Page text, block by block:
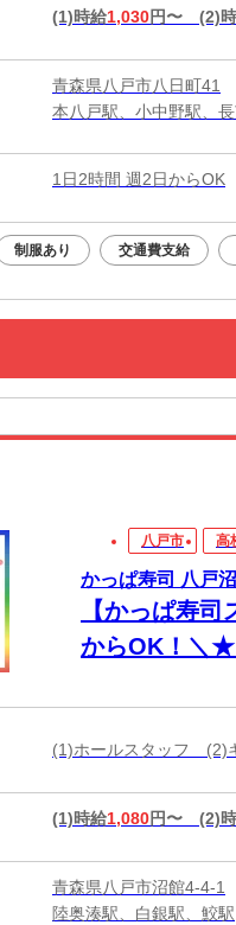
(1)時給1,030円〜 (2)
青森県八戸市八日町41
本八戸駅、小中野駅、
1日2時間 週2日からOK
制服あり 交通費支給
八戸市 高
かっぱ寿司 八戸
【かっぱ寿
からOK！＼
(1)ホールスタッフ (2)
(1)時給1,080円〜 (2)
青森県八戸市沼館4-4-1
陸奥湊駅、白銀駅、鮫駅